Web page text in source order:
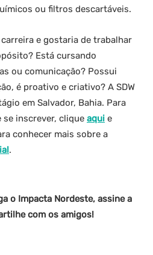
ou filtros descartáveis.
e gostaria de trabalhar
Está cursando
ou comunicação? Possui
é proativo e criativo? A SDW
em Salvador, Bahia. Para
se inscrever, clique aqui e
conhecer mais sobre a
.
o Impacta Nordeste, assine a
com os amigos!